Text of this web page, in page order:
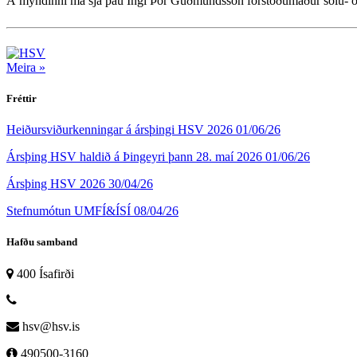
Meira »
Fréttir
Heiðursviðurkenningar á ársþingi HSV 2026 01/06/26
Ársþing HSV haldið á Þingeyri þann 28. maí 2026 01/06/26
Ársþing HSV 2026 30/04/26
Stefnumótun UMFÍ&ÍSÍ 08/04/26
Hafðu samband
400 Ísafirði
hsv@hsv.is
490500-3160